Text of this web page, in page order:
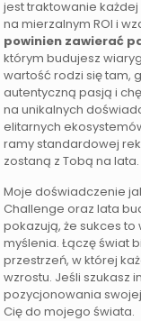
jest traktowanie
na mierzalnym ROI i
powinien zawierać
którym budujesz
wartość rodzi się tam,
autentyczną pasją i
na unikalnych
elitarnych
ramy standardowej
zostaną z Tobą na lata.
Moje doświadczenie
Challenge oraz lata
pokazują, że sukces
myślenia. Łączę świat
przestrzeń, w której
wzrostu. Jeśli szukasz
pozycjonowania
Cię do mojego świata.